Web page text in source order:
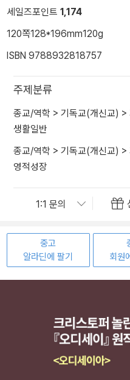
세일즈포인트 1,174
120쪽128*196mm120g
ISBN 9788932818757
주제분류
종교/역학 > 기독교(개신교) >
생활일반
종교/역학 > 기독교(개신교) >
영적성장
중고
알라딘에 팔기
회원